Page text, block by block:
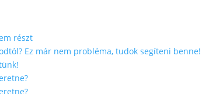
részt
Ez már nem probléma, tudok segíteni benne!